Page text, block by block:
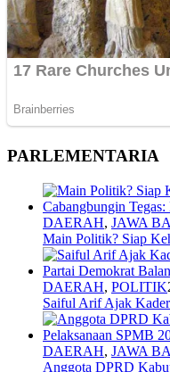
PARLEMENTARIA
DAERAH, JAWA
Main Politik? Siap
DAERAH, POLITIK
Saiful Arif Ajak
DAERAH, JAWA
Anggota DPRD